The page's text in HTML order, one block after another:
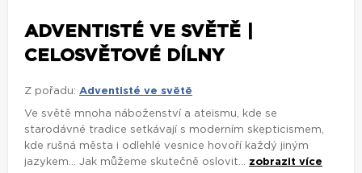
ADVENTISTÉ VE SVĚTĚ |
CELOSVĚTOVÉ DÍLNY
Z pořadu: Adventisté ve světě
Ve světě mnoha náboženství a ateismu, kde se
starodávné tradice setkávají s moderním skepticismem,
kde rušná města i odlehlé vesnice hovoří každý jiným
jazykem... Jak můžeme skutečně oslovit... zobrazit více